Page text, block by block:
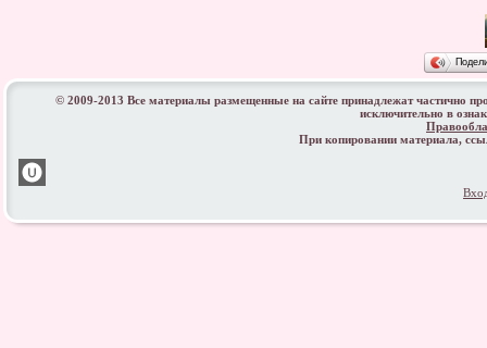
© 2009-2013 Все материалы размещенные на сайте принадлежат частично
исключительно в
При копировании материала,